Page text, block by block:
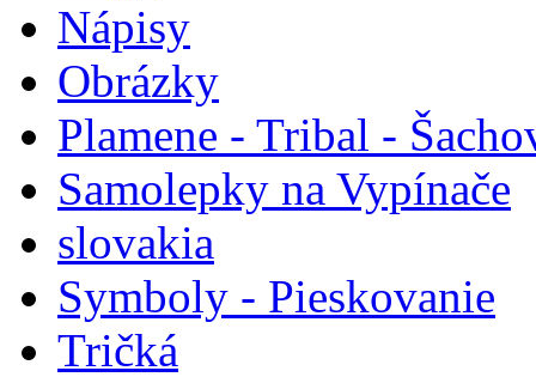
Nápisy
Obrázky
Plamene - Tribal -
Samolepky na Vypínače
slovakia
Symboly - Pieskovanie
Tričká